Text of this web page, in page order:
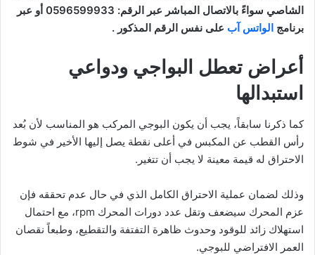
الشاصي سواءً بالاتصال المباشر عبر الرقم: 0596599933 أو عبر
برنامج الواتس آب على نفس الرقم المذكور .
أعراض تعطل البواجي ودواعي
استبدالها
كما ذكرنا سابقاً، يجب أن يكون البوجي المركب هو المناسب لأن بُعد
رأس القطب عن المكبس في أعلى نقطة يصل إليها الأخير في شوط
الاحتراق له قيمة معينة لا يجب أن تتغير.
وذلك لضمان عملية الاحتراق الكامل الذي في حال عدم تحققه فإن
عزم المحرك سيضعف وتقل عدد دورات المحرك rpm، مع احتمال
استهلاك زائد للوقود وحدوث ظاهرة التفتفة والتقطيع، وطبعاً نقصان
العمر الافتراضي للبوجي.